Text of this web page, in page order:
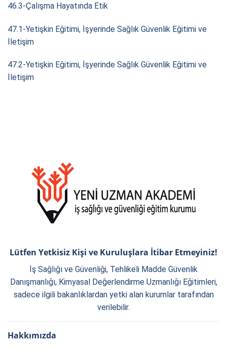
46.3-Çalışma Hayatında Etik
47.1-Yetişkin Eğitimi, İşyerinde Sağlık Güvenlik Eğitimi ve
İletişim
47.2-Yetişkin Eğitimi, İşyerinde Sağlık Güvenlik Eğitimi ve
İletişim
Lütfen Yetkisiz Kişi ve Kuruluşlara İtibar Etmeyiniz!
İş Sağlığı ve Güvenliği, Tehlikeli Madde Güvenlik
Danışmanlığı, Kimyasal Değerlendirme Uzmanlığı Eğitimleri,
sadece ilgili bakanlıklardan yetki alan kurumlar tarafından
verilebilir.
Hakkımızda